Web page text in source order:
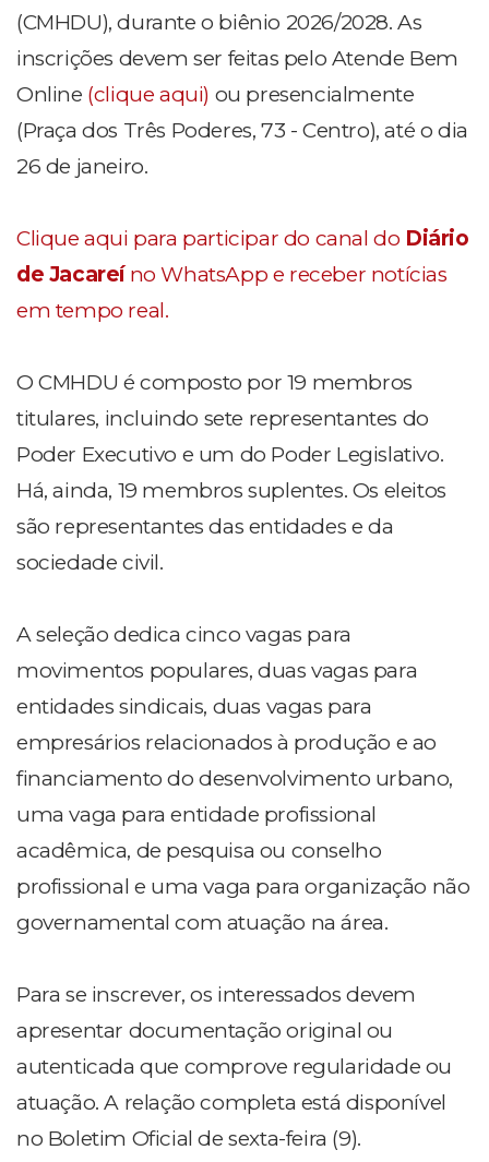
(CMHDU), durante o biênio 2026/2028. As
inscrições devem ser feitas pelo Atende Bem
Online (clique aqui) ou presencialmente
(Praça dos Três Poderes, 73 - Centro), até o dia
26 de janeiro.
Clique aqui para participar do canal do Diário
de Jacareíno WhatsApp e receber notícias
em tempo real.
O CMHDU é composto por 19 membros
titulares, incluindo sete representantes do
Poder Executivo e um do Poder Legislativo.
Há, ainda, 19 membros suplentes. Os eleitos
são representantes das entidades e da
sociedade civil.
A seleção dedica cinco vagas para
movimentos populares, duas vagas para
entidades sindicais, duas vagas para
empresários relacionados à produção e ao
financiamento do desenvolvimento urbano,
uma vaga para entidade profissional
acadêmica, de pesquisa ou conselho
profissional e uma vaga para organização não
governamental com atuação na área.
Para se inscrever, os interessados devem
apresentar documentação original ou
autenticada que comprove regularidade ou
atuação. A relação completa está disponível
no Boletim Oficial de sexta-feira (9).